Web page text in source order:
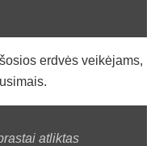
erdvės veikėjams,
atliktas